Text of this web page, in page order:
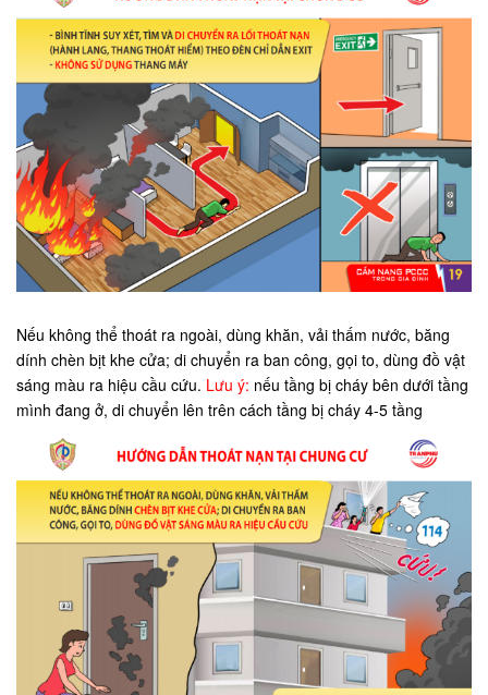
Nếu không thể thoát ra ngoài, dùng khăn, vải thấm nước, băng
dính chèn bịt khe cửa; di chuyển ra ban công, gọi to, dùng đồ vật
sáng màu ra hiệu cầu cứu. Lưu ý: nếu tầng bị cháy bên dưới tầng
mình đang ở, di chuyển lên trên cách tầng bị cháy 4-5 tầng